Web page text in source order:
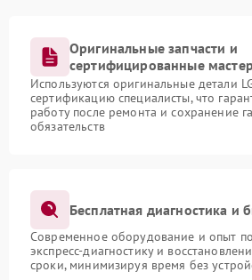
Оригинальные запчасти и
сертифицированные
Используются оригинальные детали
сертификацию специалисты, что
работу после ремонта и сохранение
обязательств
Бесплатная диагностика и
Современное оборудование и опыт
экспресс-диагностику и
сроки, минимизируя время без